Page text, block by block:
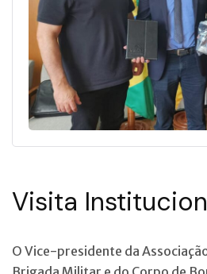
Visita
O Vice-presidente da